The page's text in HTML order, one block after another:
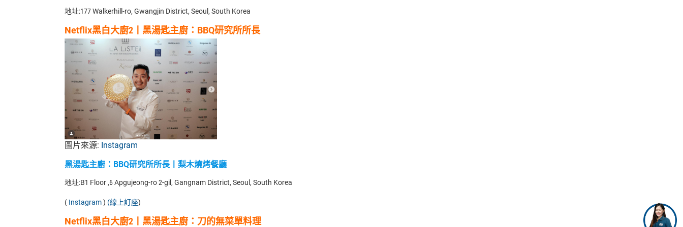
地址:177 Walkerhill-ro, Gwangjin District, Seoul, South Korea
Netflix黑白大廚2丨黑湯匙主廚 ： BBQ研究所所長
圖片來源: Instagram
黑湯匙主廚 ： BBQ研究所所長丨梨木燒烤餐廳
地址:B1 Floor ,6 Apgujeong-ro 2-gil, Gangnam District, Seoul, South Korea
( Instagram) (線上訂座)
Netflix黑白大廚2丨黑湯匙主廚 ： 刀的無菜單料理